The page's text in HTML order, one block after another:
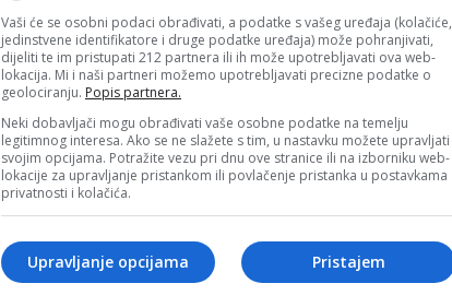
Vaši će se osobni podaci obrađivati, a podatke s vašeg uređaja (kolačiće,
jedinstvene identifikatore i druge podatke uređaja) može pohranjivati,
dijeliti te im pristupati 212 partnera ili ih može upotrebljavati ova web-
lokacija. Mi i naši partneri možemo upotrebljavati precizne podatke o
geolociranju. Popis partnera.
Neki dobavljači mogu obrađivati vaše osobne podatke na temelju
legitimnog interesa. Ako se ne slažete s tim, u nastavku možete upravljati
svojim opcijama. Potražite vezu pri dnu ove stranice ili na izborniku web-
lokacije za upravljanje pristankom ili povlačenje pristanka u postavkama
privatnosti i kolačića.
Pristajem
Upravljanje opcijama